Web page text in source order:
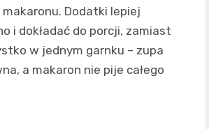
Dodatki lepiej
i dokładać do porcji, zamiast
w jednym garnku – zupa
a makaron nie pije całego